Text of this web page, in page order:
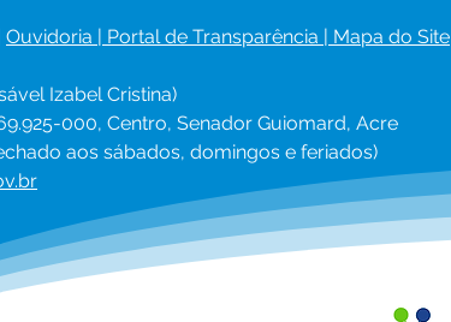
Ouvidoria Portal de Transparência Mapa do Site
Izabel Cristina)
000, Centro, Senador Guiomard, Acre
aos sábados, domingos e feriados)